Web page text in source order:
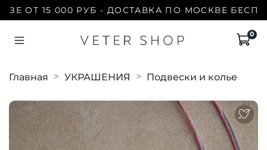
ОТ 15 000 РУБ - ДОСТАВКА ПО МОСКВЕ
0
Главная УКРАШЕНИЯ Подвески и колье